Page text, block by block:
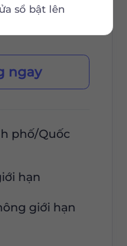
ngay
phố/Quốc
hạn
giới hạn
sổ bật lên